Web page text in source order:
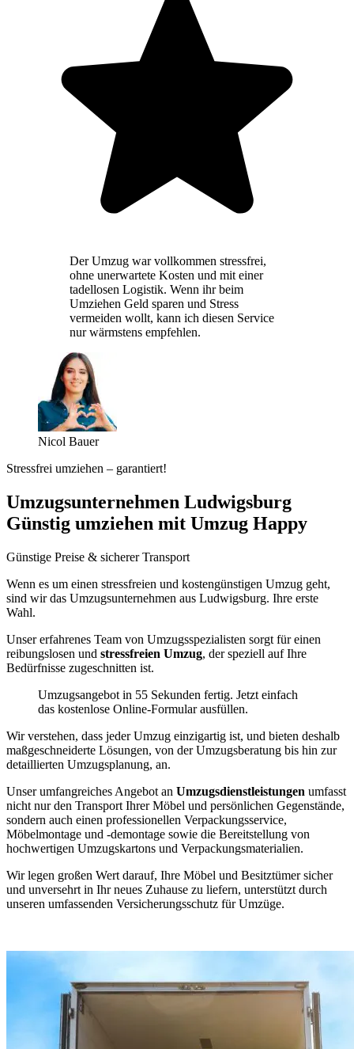
Der Umzug war vollkommen stressfrei,
ohne unerwartete Kosten und mit einer
tadellosen Logistik. Wenn ihr beim
Umziehen Geld sparen und Stress
vermeiden wollt, kann ich diesen Service
nur wärmstens empfehlen.
Nicol Bauer
Stressfrei umziehen – garantiert!
Umzugsunternehmen Ludwigsburg
Günstig umziehen mit Umzug Happy
Günstige Preise & sicherer Transport
Wenn es um einen stressfreien und kostengünstigen Umzug geht,
sind wir das Umzugsunternehmen aus Ludwigsburg. Ihre erste
Wahl.
Unser erfahrenes Team von Umzugsspezialisten sorgt für einen
reibungslosen und stressfreien Umzug, der speziell auf Ihre
Bedürfnisse zugeschnitten ist.
Umzugsangebot in 55 Sekunden fertig. Jetzt einfach
das kostenlose Online-Formular ausfüllen.
Wir verstehen, dass jeder Umzug einzigartig ist, und bieten deshalb
maßgeschneiderte Lösungen, von der Umzugsberatung bis hin zur
detaillierten Umzugsplanung, an.
Unser umfangreiches Angebot an Umzugsdienstleistungen umfasst
nicht nur den Transport Ihrer Möbel und persönlichen Gegenstände,
sondern auch einen professionellen Verpackungsservice,
Möbelmontage und -demontage sowie die Bereitstellung von
hochwertigen Umzugskartons und Verpackungsmaterialien.
Wir legen großen Wert darauf, Ihre Möbel und Besitztümer sicher
und unversehrt in Ihr neues Zuhause zu liefern, unterstützt durch
unseren umfassenden Versicherungsschutz für Umzüge.